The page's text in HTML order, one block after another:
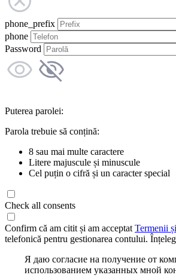
phone_prefix
phone
Password
Puterea parolei:
Parola trebuie să conțină:
8 sau mai multe caractere
Litere majuscule și minuscule
Cel puțin o cifră și un caracter special
Check all consents
Confirm că am citit și am acceptat Termenii
telefonică pentru gestionarea contului.
Я даю согласие на получение от
использованием указанных мной